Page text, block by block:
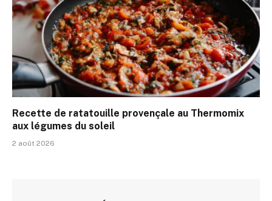
Recette de ratatouille provençale au Thermomix
aux légumes du soleil
2 août 2026